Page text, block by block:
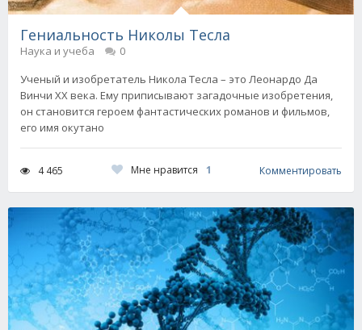
Гениальность Николы Тесла
Наука и учеба
0
Ученый и изобретатель Никола Тесла – это Леонардо Да
Винчи XX века. Ему приписывают загадочные изобретения,
он становится героем фантастических романов и фильмов,
его имя окутано
4 465 Мне нравится 1 Комментировать